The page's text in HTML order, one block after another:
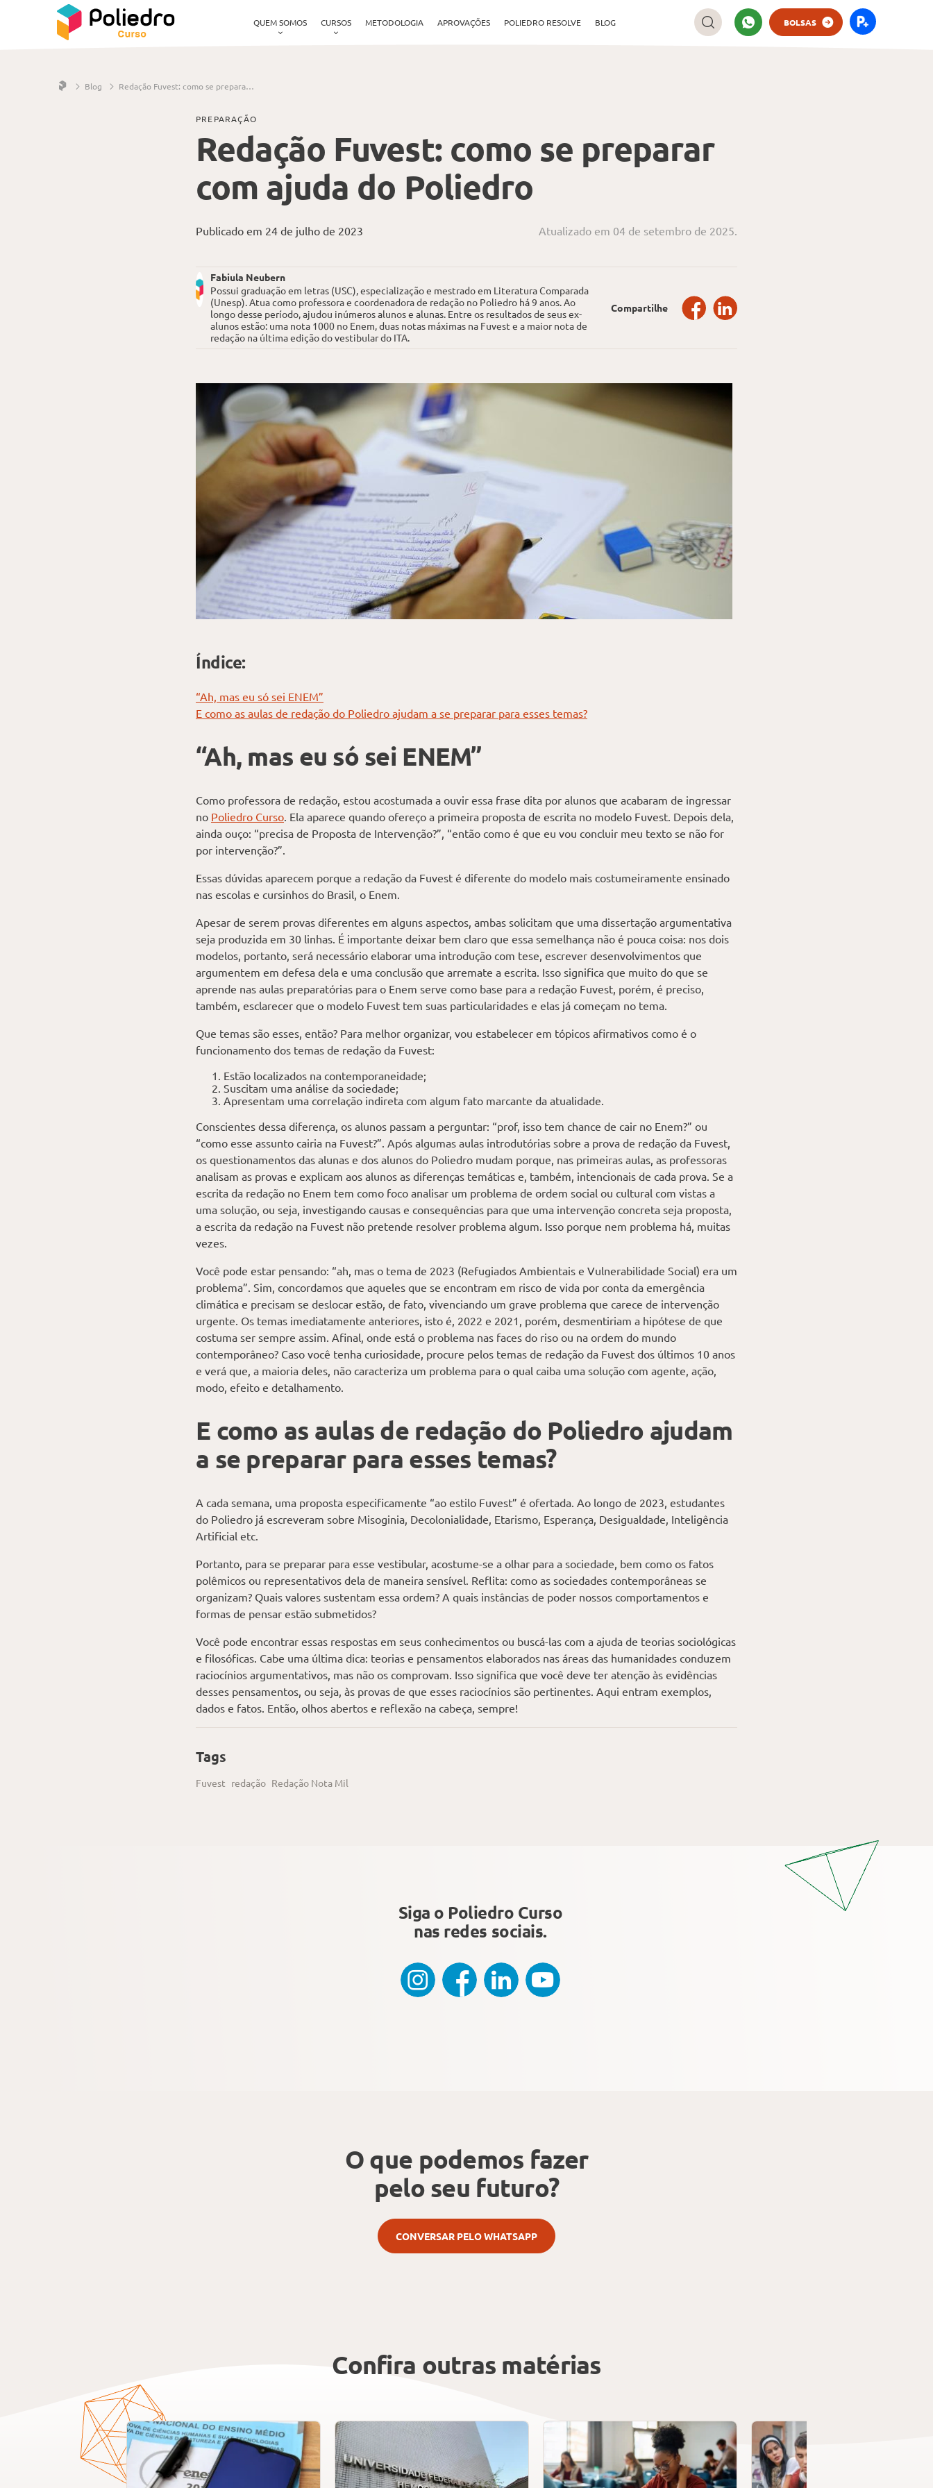
Pular navegação
QUEM SOMOS CURSOS METODOLOGIA APROVAÇÕES POLIEDRO RESOLVE BLOG BOLSAS
Blog Redação Fuvest: como se preparar com ajuda do Poliedro
PREPARAÇÃO
Redação Fuvest: como se preparar
com ajuda do Poliedro
Publicado em 24 de julho de 2023 Atualizado em 04 de setembro de 2025.
Fabiula Neubern
Possui graduação em letras (USC), especialização e mestrado em Literatura Comparada
(Unesp). Atua como professora e coordenadora de redação no Poliedro há 9 anos. Ao
longo desse período, ajudou inúmeros alunos e alunas. Entre os resultados de seus ex-
alunos estão: uma nota 1000 no Enem, duas notas máximas na Fuvest e a maior nota de
redação na última edição do vestibular do ITA.
Compartilhe
Índice:
“Ah, mas eu só sei ENEM”
E como as aulas de redação do Poliedro ajudam a se preparar para esses temas?
“Ah, mas eu só sei ENEM”
Como professora de redação, estou acostumada a ouvir essa frase dita por alunos que acabaram de ingressar
no Poliedro Curso . Ela aparece quando ofereço a primeira proposta de escrita no modelo Fuvest. Depois dela,
ainda ouço: “precisa de Proposta de Intervenção?”, “então como é que eu vou concluir meu texto se não for
por intervenção?”.
Essas dúvidas aparecem porque a redação da Fuvest é diferente do modelo mais costumeiramente ensinado
nas escolas e cursinhos do Brasil, o Enem.
Apesar de serem provas diferentes em alguns aspectos, ambas solicitam que uma dissertação argumentativa
seja produzida em 30 linhas. É importante deixar bem claro que essa semelhança não é pouca coisa: nos dois
modelos, portanto, será necessário elaborar uma introdução com tese, escrever desenvolvimentos que
argumentem em defesa dela e uma conclusão que arremate a escrita. Isso significa que muito do que se
aprende nas aulas preparatórias para o Enem serve como base para a redação Fuvest, porém, é preciso,
também, esclarecer que o modelo Fuvest tem suas particularidades e elas já começam no tema.
Que temas são esses, então? Para melhor organizar, vou estabelecer em tópicos afirmativos como é o
funcionamento dos temas de redação da Fuvest:
Estão localizados na contemporaneidade;
Suscitam uma análise da sociedade;
Apresentam uma correlação indireta com algum fato marcante da atualidade.
Conscientes dessa diferença, os alunos passam a perguntar: “prof, isso tem chance de cair no Enem?” ou
“como esse assunto cairia na Fuvest?”. Após algumas aulas introdutórias sobre a prova de redação da Fuvest,
os questionamentos das alunas e dos alunos do Poliedro mudam porque, nas primeiras aulas, as professoras
analisam as provas e explicam aos alunos as diferenças temáticas e, também, intencionais de cada prova. Se a
escrita da redação no Enem tem como foco analisar um problema de ordem social ou cultural com vistas a
uma solução, ou seja, investigando causas e consequências para que uma intervenção concreta seja proposta,
a escrita da redação na Fuvest não pretende resolver problema algum. Isso porque nem problema há, muitas
vezes.
Você pode estar pensando: “ah, mas o tema de 2023 (Refugiados Ambientais e Vulnerabilidade Social) era um
problema”. Sim, concordamos que aqueles que se encontram em risco de vida por conta da emergência
climática e precisam se deslocar estão, de fato, vivenciando um grave problema que carece de intervenção
urgente. Os temas imediatamente anteriores, isto é, 2022 e 2021, porém, desmentiriam a hipótese de que
costuma ser sempre assim. Afinal, onde está o problema nas faces do riso ou na ordem do mundo
contemporâneo? Caso você tenha curiosidade, procure pelos temas de redação da Fuvest dos últimos 10 anos
e verá que, a maioria deles, não caracteriza um problema para o qual caiba uma solução com agente, ação,
modo, efeito e detalhamento.
E como as aulas de redação do Poliedro ajudam
a se preparar para esses temas?
A cada semana, uma proposta especificamente “ao estilo Fuvest” é ofertada. Ao longo de 2023, estudantes
do Poliedro já escreveram sobre Misoginia, Decolonialidade, Etarismo, Esperança, Desigualdade, Inteligência
Artificial etc.
Portanto, para se preparar para esse vestibular, acostume-se a olhar para a sociedade, bem como os fatos
polêmicos ou representativos dela de maneira sensível. Reflita: como as sociedades contemporâneas se
organizam? Quais valores sustentam essa ordem? A quais instâncias de poder nossos comportamentos e
formas de pensar estão submetidos?
Você pode encontrar essas respostas em seus conhecimentos ou buscá-las com a ajuda de teorias sociológicas
e filosóficas. Cabe uma última dica: teorias e pensamentos elaborados nas áreas das humanidades conduzem
raciocínios argumentativos, mas não os comprovam. Isso significa que você deve ter atenção às evidências
desses pensamentos, ou seja, às provas de que esses raciocínios são pertinentes. Aqui entram exemplos,
dados e fatos. Então, olhos abertos e reflexão na cabeça, sempre!
Tags
Fuvest redação Redação Nota Mil
Siga o Poliedro Curso
nas redes sociais.
O que podemos fazer
pelo seu futuro?
CONVERSAR PELO WHATSAPP
Confira outras matérias